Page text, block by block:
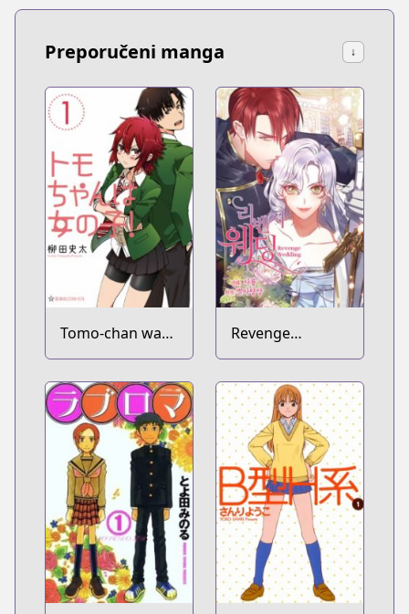
Preporučeni manga ↓
Tomo-chan wa
Onnanoko!
Revenge
Wedding